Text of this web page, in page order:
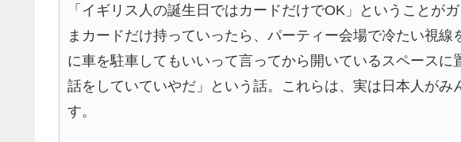
「イギリス人の誕生日ではカードだけでOK」ということが
まカードだけ持っていったら、パーティー会場で冷たい視線
に車を駐車してもいいって言ってから開いているスペースに
話をしていていやだ」という話。これらは、実は日本人がみ
す。